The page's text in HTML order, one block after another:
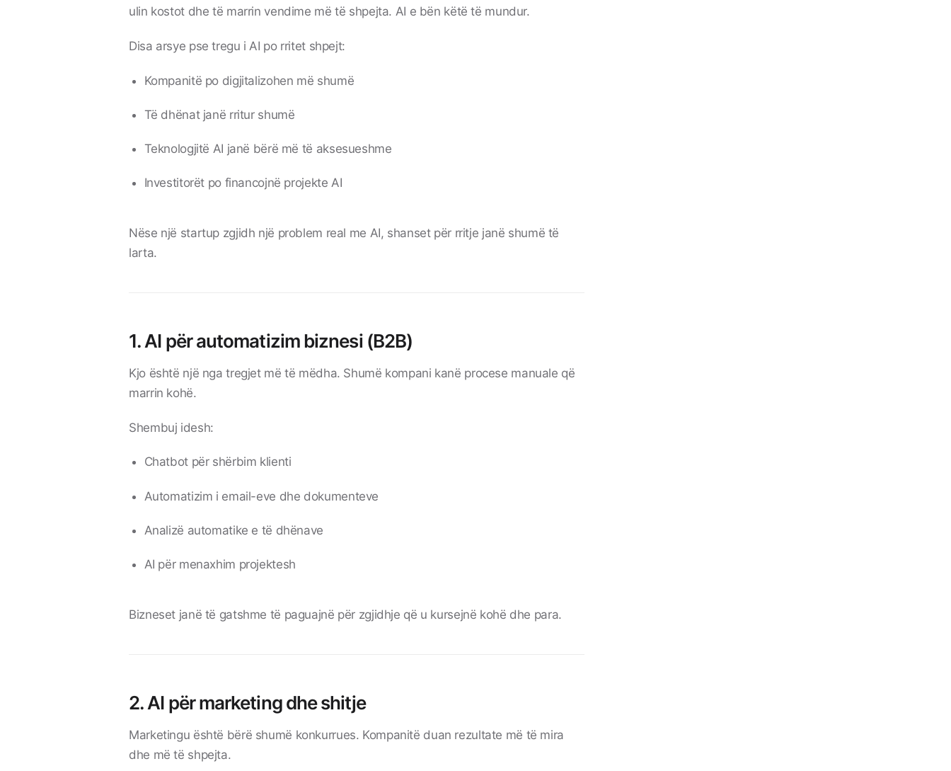
ulin kostot dhe të marrin vendime më të shpejta. AI e bën këtë të mundur.
Disa arsye pse tregu i AI po rritet shpejt:
Kompanitë po digjitalizohen më shumë
Të dhënat janë rritur shumë
Teknologjitë AI janë bërë më të aksesueshme
Investitorët po financojnë projekte AI
Nëse një startup zgjidh një problem real me AI, shanset për rritje janë shumë të
larta.
1. AI për automatizim biznesi (B2B)
Kjo është një nga tregjet më të mëdha. Shumë kompani kanë procese manuale që
marrin kohë.
Shembuj idesh:
Chatbot për shërbim klienti
Automatizim i email-eve dhe dokumenteve
Analizë automatike e të dhënave
AI për menaxhim projektesh
Bizneset janë të gatshme të paguajnë për zgjidhje që u kursejnë kohë dhe para.
2. AI për marketing dhe shitje
Marketingu është bërë shumë konkurrues. Kompanitë duan rezultate më të mira
dhe më të shpejta.